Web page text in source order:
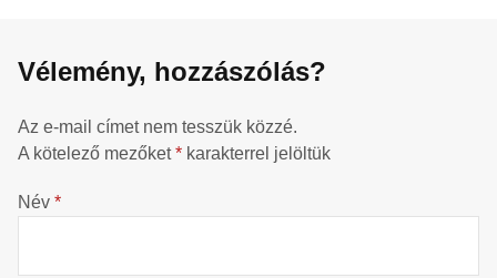
Vélemény, hozzászólás?
Az e-mail címet nem tesszük közzé.
A kötelező mezőket* karakterrel jelöltük
Név *